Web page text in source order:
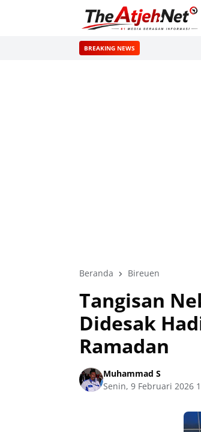
BREAKING NEWS
Beranda Bireuen
Tangisan
Didesak
Ramadan
Muhammad S
Senin, 9 Februari 2026